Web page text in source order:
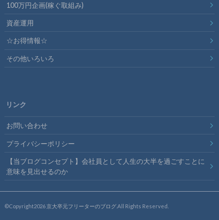
100万円企画(稼ぐ取組み)
資産運用
☆お得情報☆
その他いろいろ
リンク
お問い合わせ
プライバシーポリシー
【当ブログコンセプト】会社員として人生の大半を過ごすことに
意味を見出せるのか
©Copyright2026京大卒元フリーターのブログ.All Rights Reserved.